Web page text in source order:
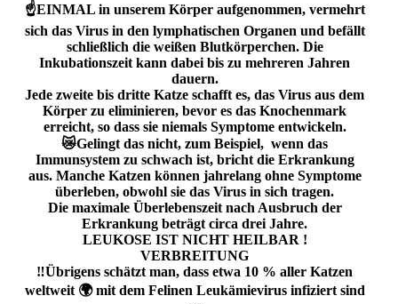
☝️EINMAL in unserem Körper aufgenommen, vermehrt
sich das Virus in den lymphatischen Organen und befällt
schließlich die weißen Blutkörperchen. Die
Inkubationszeit kann dabei bis zu mehreren Jahren
dauern.
Jede zweite bis dritte Katze schafft es, das Virus aus dem
Körper zu eliminieren, bevor es das Knochenmark
erreicht, so dass sie niemals Symptome entwickeln.
😿Gelingt das nicht, zum Beispiel, wenn das
Immunsystem zu schwach ist, bricht die Erkrankung
aus. Manche Katzen können jahrelang ohne Symptome
überleben, obwohl sie das Virus in sich tragen.
Die maximale Überlebenszeit nach Ausbruch der
Erkrankung beträgt circa drei Jahre.
LEUKOSE IST NICHT HEILBAR !
VERBREITUNG
‼️Übrigens schätzt man, dass etwa 10 % aller Katzen
weltweit 🌍 mit dem Felinen Leukämievirus infiziert sind